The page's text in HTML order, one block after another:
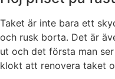
Taket är inte bara ett
och rusk borta. Det är
ut och det första man
klokt att renovera taket